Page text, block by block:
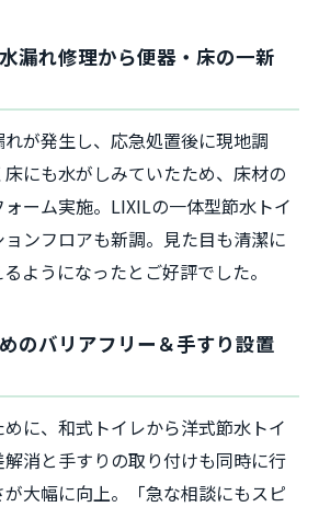
漏れ修理から便器・床の一新
が発生し、応急処置後に現地調
にも水がしみていたため、床材の
ーム実施。LIXILの一体型節水トイ
ンフロアも新調。見た目も清潔に
ようになったとご好評でした。
のバリアフリー＆手すり設置
に、和式トイレから洋式節水トイ
消と手すりの取り付けも同時に行
大幅に向上。「急な相談にもスピ